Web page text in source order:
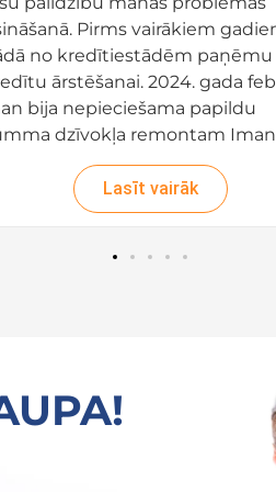
Pirms vairākiem
no kredītiestādēm paņēmu
ārstēšanai. 2024. gada
bija nepieciešama papildu
dzīvokļa remontam
mana kredītiestāde atteicās
kredītu. Mēģināju
dažādām bankām par
jūsu uzņēmuma
zemāku procentu
par palīdzību tik sarežģītā
Lasīt vairāk